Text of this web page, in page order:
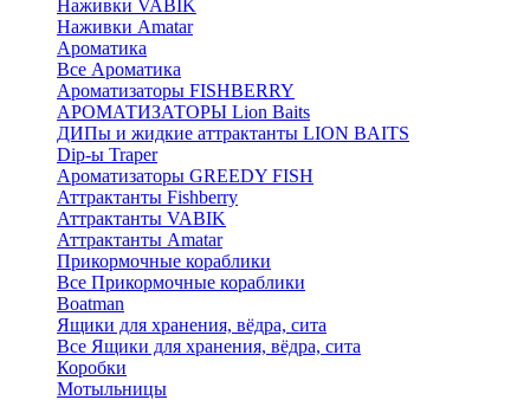
Наживки VABIK
Наживки Amatar
Ароматика
Все Ароматика
Ароматизаторы FISHBERRY
АРОМАТИЗАТОРЫ Lion Baits
ДИПы и жидкие аттрактанты LION BAITS
Dip-ы Traper
Ароматизаторы GREEDY FISH
Аттрактанты Fishberry
Аттрактанты VABIK
Аттрактанты Amatar
Прикормочные кораблики
Все Прикормочные кораблики
Boatman
Ящики для хранения, вёдра, сита
Все Ящики для хранения, вёдра, сита
Коробки
Мотыльницы